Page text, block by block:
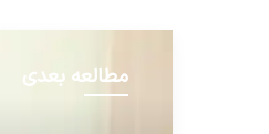
مطالعه بعدی